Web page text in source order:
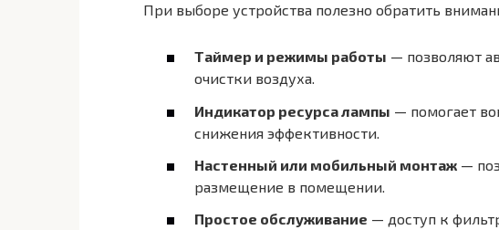
При выборе устройства полезно обратить
Таймер и режимы работы — позволяют
очистки воздуха.
Индикатор ресурса лампы — помогает
снижения эффективности.
Настенный или мобильный монтаж —
размещение в помещении.
Простое обслуживание — доступ к